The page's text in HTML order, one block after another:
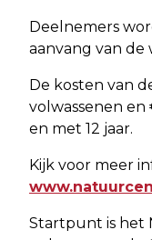
Deelnemers
aanvang van de
De kosten van
volwassenen
en met 12 jaar.
Kijk voor meer
Startpunt is het